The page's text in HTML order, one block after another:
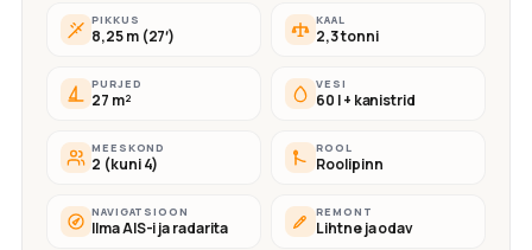
PIKKUS
8,25 m (27′)
KAAL
2,3 tonni
PURJED
27 m²
VESI
60 l + kanistrid
MEESKOND
2 (kuni 4)
ROOL
Roolipinn
NAVIGATSIOON
Ilma AIS-i ja radarita
REMONT
Lihtne ja odav